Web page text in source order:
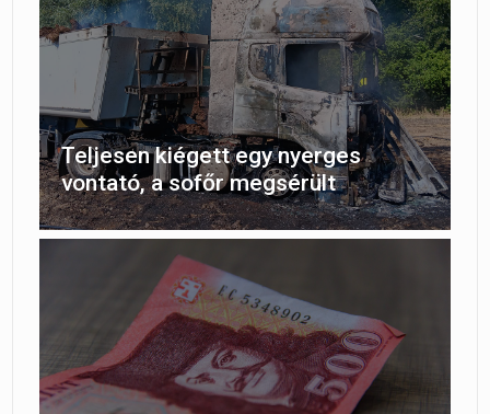
Teljesen kiégett egy nyerges
vontató, a sofőr megsérült